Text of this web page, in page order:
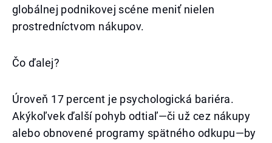
globálnej podnikovej scéne meniť nielen
prostredníctvom nákupov.
Čo ďalej?
Úroveň 17 percent je psychologická bariéra.
Akýkoľvek ďalší pohyb odtiaľ—či už cez nákupy
alebo obnovené programy spätného odkupu—by